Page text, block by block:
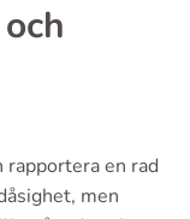
rapportera en rad
men